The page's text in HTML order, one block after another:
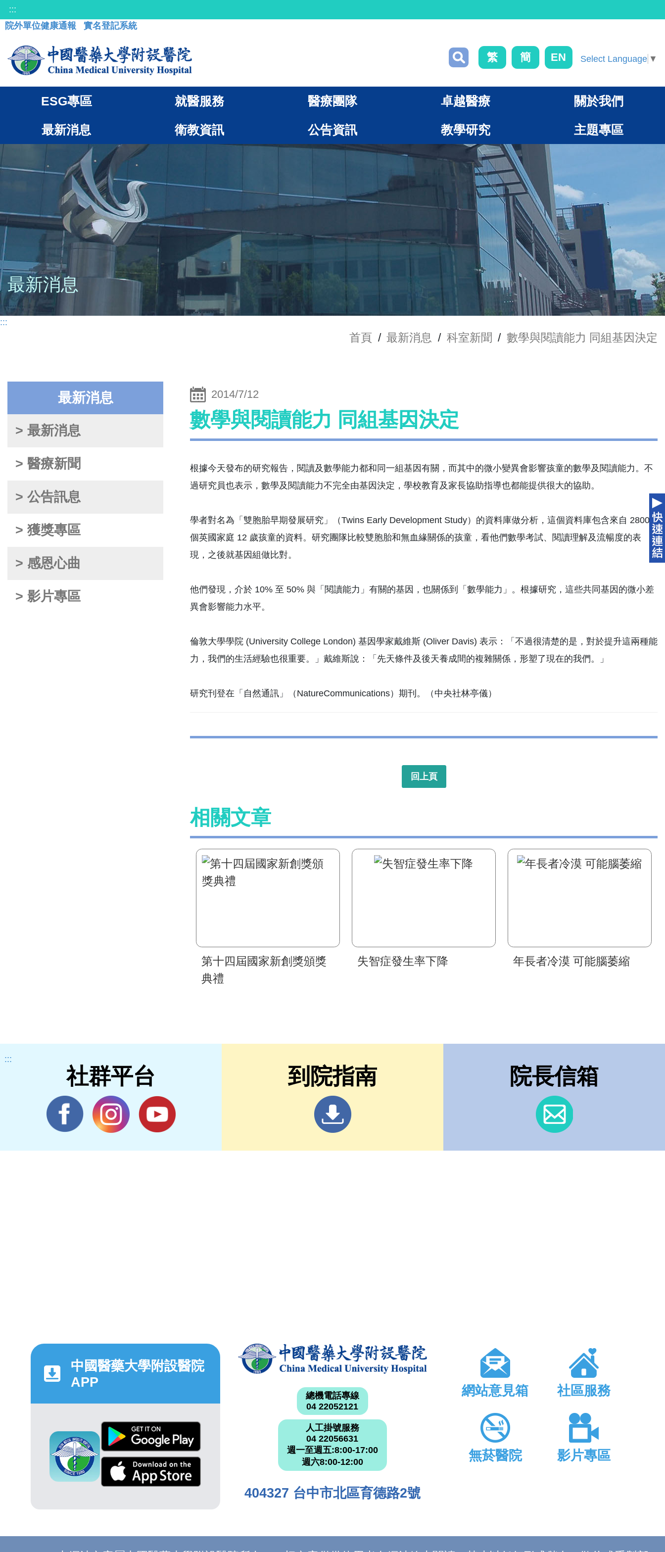
:::
院外單位健康通報
實名登記系統
繁 簡 EN Select Language ▼
ESG專區 就醫服務 醫療團隊 卓越醫療 關於我們
最新消息 衛教資訊 公告資訊 教學研究 主題專區
最新消息
:::
首頁 / 最新消息 / 科室新聞 / 數學與閱讀能力 同組基因決定
最新消息
> 最新消息
> 醫療新聞
> 公告訊息
> 獲獎專區
> 感恩心曲
> 影片專區
2014/7/12
數學與閱讀能力 同組基因決定
根據今天發布的研究報告，閱讀及數學能力都和同一組基因有關，而其中的微小變異會影響孩童的數學及閱讀能力。不
過研究員也表示，數學及閱讀能力不完全由基因決定，學校教育及家長協助指導也都能提供很大的協助。
學者對名為「雙胞胎早期發展研究」（Twins Early Development Study）的資料庫做分析，這個資料庫包含來自 2800
個英國家庭 12 歲孩童的資料。研究團隊比較雙胞胎和無血緣關係的孩童，看他們數學考試、閱讀理解及流暢度的表
現，之後就基因組做比對。
他們發現，介於 10% 至 50% 與「閱讀能力」有關的基因，也關係到「數學能力」。根據研究，這些共同基因的微小差
異會影響能力水平。
倫敦大學學院 (University College London) 基因學家戴維斯 (Oliver Davis) 表示：「不過很清楚的是，對於提升這兩種能
力，我們的生活經驗也很重要。」戴維斯說：「先天條件及後天養成間的複雜關係，形塑了現在的我們。」
研究刊登在「自然通訊」（NatureCommunications）期刊。（中央社林亭儀）
回上頁
相關文章
第十四屆國家新創獎頒獎
典禮
失智症發生率下降 年長者冷漠 可能腦萎縮
:::
社群平台 到院指南 院長信箱
中國醫藥大學附設醫院
APP
總機電話專線
04 22052121
人工掛號服務
04 22056631
週一至週五:8:00-17:00
週六8:00-12:00
404327 台中市北區育德路2號
網站意見箱 社區服務
無菸醫院 影片專區